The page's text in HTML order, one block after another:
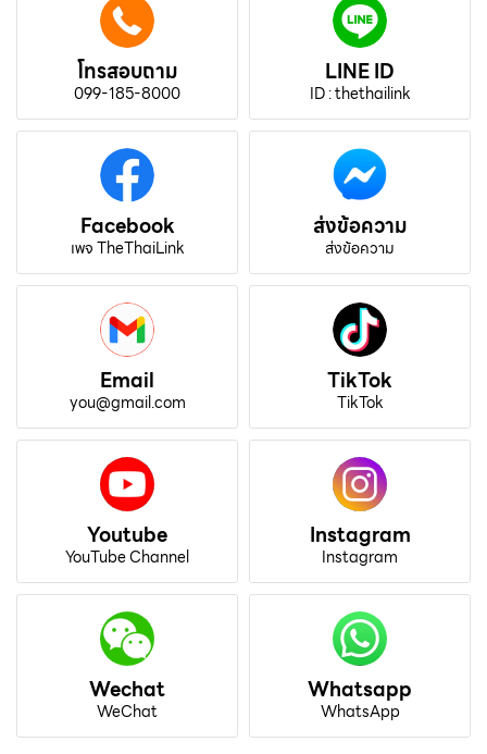
โทรสอบถาม
099-185-8000
LINE ID
ID : thethailink
Facebook
เพจ TheThaiLink
ส่งข้อความ
ส่งข้อความ
Email
you@gmail.com
TikTok
TikTok
Youtube
YouTube Channel
Instagram
Instagram
Wechat
WeChat
Whatsapp
WhatsApp